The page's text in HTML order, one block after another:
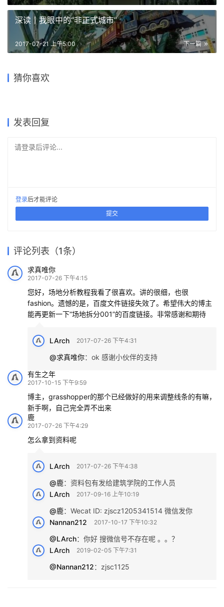
深读丨我眼中的“非正式城市”
下一篇
2017-07-21 上午5:00
猜你喜欢
课还赠课只在今天）
ABF 地方总部大楼 / MAENA
发表回复
请登录后评论...
登录后才能评论
提交
评论列表（1条）
求真唯你
2017-07-26 下午4:15
您好，场地分析教程我看了很喜欢。讲的很细，也很
fashion。遗憾的是，百度文件链接失效了。希望伟大的博主
能再更新一下“场地拆分001”的百度链接。非常感谢和期待
LArch 2017-07-26 下午4:31
@求真唯你： ok 感谢小伙伴的支持
有生之年
2017-10-15 下午9:59
博主，grasshopper的那个已经做好的用来调整线条的有嘛，
新手啊，自己完全弄不出来
鹿
2017-07-26 下午4:29
怎么拿到资料呢
LArch 2017-07-26 下午4:38
@鹿： 资料包有发给建筑学院的工作人员
LArch
2017-09-16 上午10:19
@鹿： Wecat ID: zjscz1205341514 微信发你
Nannan212
2017-10-17 下午10:32
@LArch： 你好 搜微信号不存在呢 。。？
LArch
2019-02-05 下午7:31
@Nannan212： zjsc1125